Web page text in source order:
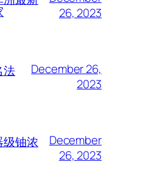
26, 2023
法
December 26,
2023
铀浓
December
26, 2023